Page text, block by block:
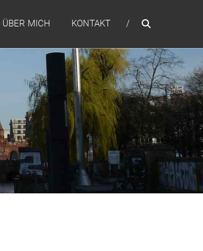
ÜBER MICH KONTAKT